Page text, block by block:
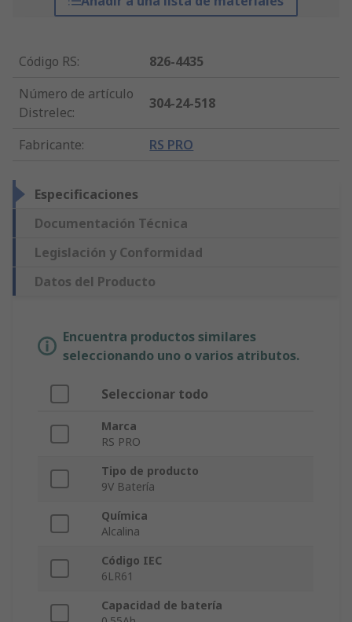
Código RS:
826-4435
Número de artículo
Distrelec:
304-24-518
Fabricante: RS PRO
Especificaciones
Documentación Técnica
Legislación y Conformidad
Datos del Producto
Encuentra productos similares
seleccionando uno o varios atributos.
Seleccionar todo
Marca
RS PRO
Tipo de producto
9V Batería
Química
Alcalina
Código IEC
6LR61
Capacidad de batería